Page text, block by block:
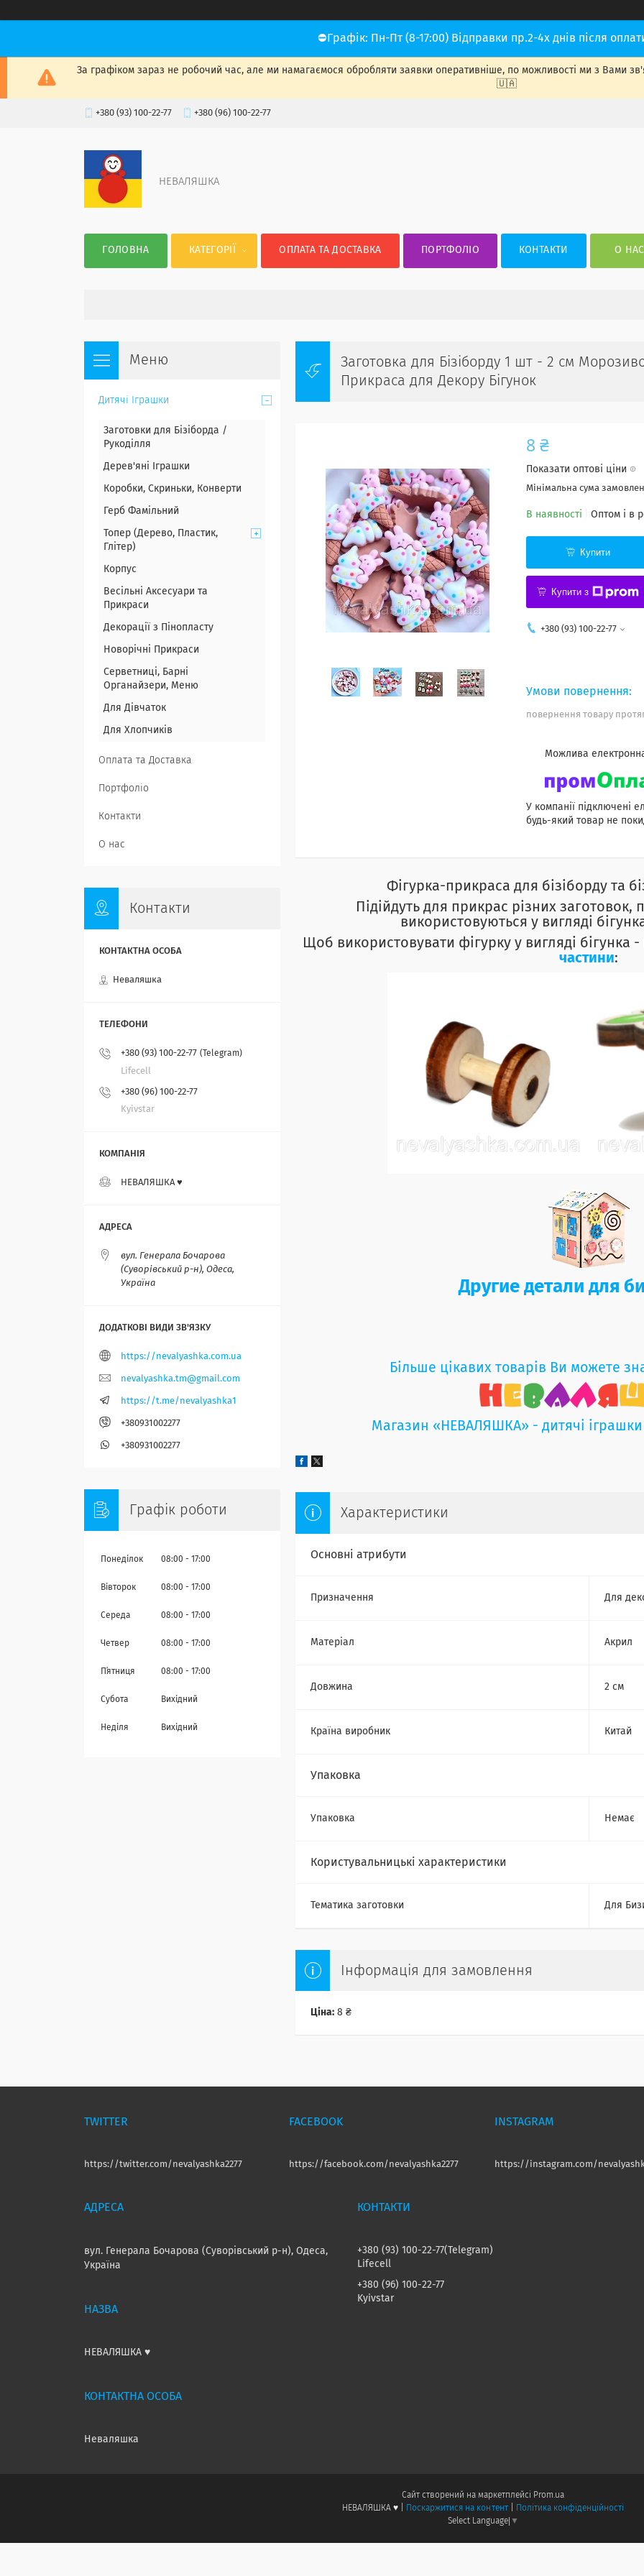
⛔Графік: Пн-Пт (8-17:00) Відправки пр.2-4х днів після
За графіком зараз не робочий час, але ми намагаємося обробляти заявки оперативніше, по можливості ми з Вами
🇺🇦
+380 (93) 100-22-77 +380 (96) 100-22-77
НЕВАЛЯШКА
ГОЛОВНА КАТЕГОРІЇ ОПЛАТА ТА ДОСТАВКА ПОРТФОЛІО КОНТАКТИ О НАС
Заготовка для Бізіборду 1 шт - 2 см
Прикраса для Декору Бігунок
8 ₴
Показати оптові ціни
Мінімальна сума
В наявності Оптом і в
Купити
Купити з
+380 (93) 100-22-77
повернення товару
У компанії підключені
будь-який товар не
Фігурка-прикраса для бізіборду та
Підійдуть для прикрас різних
використовуються у вигляді
Щоб використовувати фігурку у вигляді бігунка -
частини:
Другие детали для
Більше цікавих товарів Ви можете
Магазин «НЕВАЛЯШКА» - дитячі
Характеристики
Основні атрибути
Призначення Для
Матеріал Акрил
Довжина 2 см
Країна виробник Китай
Упаковка
Упаковка Немає
Користувальницькі характеристики
Тематика заготовки Для
Інформація для замовлення
Ціна: 8 ₴
Дитячі Іграшки
Заготовки для Бізіборда /
Рукоділля
Дерев'яні Іграшки
Коробки, Скриньки, Конверти
Герб Фамільний
Топер (Дерево, Пластик,
Глітер)
Корпус
Весільні Аксесуари та
Прикраси
Декорації з Пінопласту
Новорічні Прикраси
Серветниці, Барні
Органайзери, Меню
Для Дівчаток
Для Хлопчиків
Оплата та Доставка
Портфоліо
Контакти
О нас
Контакти
Неваляшка
+380 (93) 100-22-77 Telegram
Lifecell
+380 (96) 100-22-77
Kyivstar
НЕВАЛЯШКА ♥️
вул. Генерала Бочарова
(Суворівський р-н), Одеса,
Україна
https://nevalyashka.com.ua
nevalyashka.tm@gmail.com
https://t.me/nevalyashka1
+380931002277
+380931002277
Графік роботи
Понеділок 08:00 17:00
Вівторок 08:00 17:00
Середа 08:00 17:00
Четвер 08:00 17:00
Пʼятниця 08:00 17:00
Субота Вихідний
Неділя Вихідний
TWITTER
https://twitter.com/nevalyashka2277
FACEBOOK
https://facebook.com/nevalyashka2277
INSTAGRAM
https://instagram.com/
вул. Генерала Бочарова (Суворівський р-н), Одеса,
Україна
НЕВАЛЯШКА ♥️
Неваляшка
+380 (93) 100-22-77
Telegram
Lifecell
+380 (96) 100-22-77
Kyivstar
Сайт створений на маркетплейсі Prom.ua
Поскаржитися на контент
Політика конфіденційності
Select Language ▼